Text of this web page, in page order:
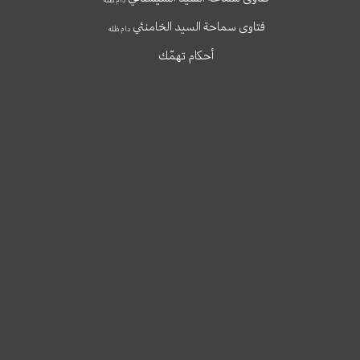
فتاوى سماحة السيد الخامنئيدام ظله
أحكام تهمّك